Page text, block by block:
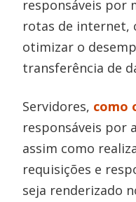
responsáveis por
rotas de internet,
otimizar o
transferência de
Servidores, como
responsáveis por
assim como
requisições e
seja renderizado